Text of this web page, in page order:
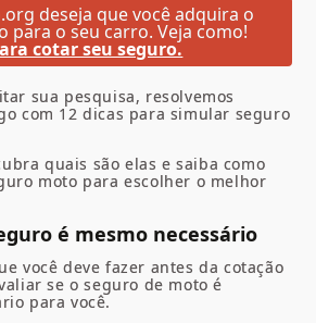
deseja que você adquira o
para o seu carro. Veja como!
cotar seu seguro.
sua pesquisa, resolvemos
com 12 dicas para simular seguro
quais são elas e saiba como
moto para escolher o melhor
é mesmo necessário
você deve fazer antes dacotação
se o seguro de moto é
para você.